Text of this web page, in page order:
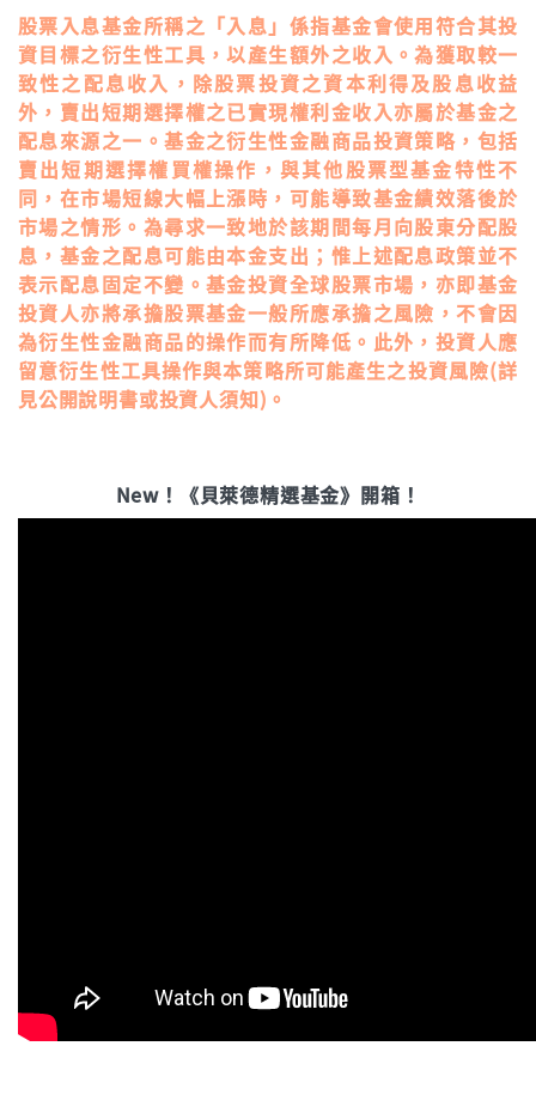
股票入息基金所稱之「入息」係指基金會使用符合其投
資目標之衍生性工具，以產生額外之收入。為獲取較一
致性之配息收入，除股票投資之資本利得及股息收益
外，賣出短期選擇權之已實現權利金收入亦屬於基金之
配息來源之一。基金之衍生性金融商品投資策略，包括
賣出短期選擇權買權操作，與其他股票型基金特性不
同，在市場短線大幅上漲時，可能導致基金績效落後於
市場之情形。為尋求一致地於該期間每月向股東分配股
息，基金之配息可能由本金支出；惟上述配息政策並不
表示配息固定不變。基金投資全球股票市場，亦即基金
投資人亦將承擔股票基金一般所應承擔之風險，不會因
為衍生性金融商品的操作而有所降低。此外，投資人應
留意衍生性工具操作與本策略所可能產生之投資風險(詳
見公開說明書或投資人須知)。
New！《貝萊德精選基金》開箱！